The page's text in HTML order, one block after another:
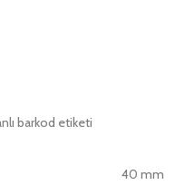
barkod etiketi
40 mm